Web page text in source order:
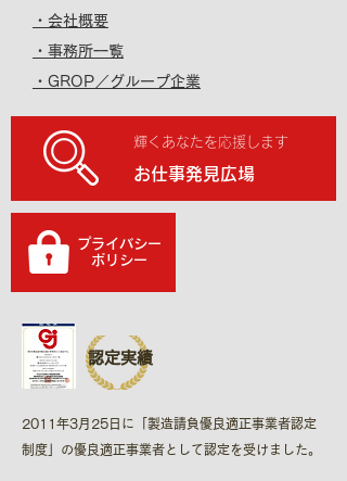
・会社概要
・事務所一覧
・GROP／グループ企業
お仕事発見広場
輝くあなたを応援します
プライバシー
​ポリシー
認定実績
2011年3月25日に「製造請負優良適正事業者認定
制度​」の優良適正事業者として認定を受けました。